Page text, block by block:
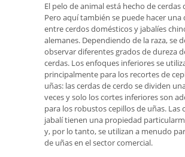
El pelo de animal está hecho de cerdas
Pero aquí también se puede hacer una
entre cerdos domésticos y jabalíes
alemanes. Dependiendo de la raza, se
observar diferentes grados de dureza
cerdas. Los enfoques inferiores se
principalmente para los recortes de
uñas: las cerdas de cerdo se dividen
veces y solo los cortes inferiores son
para los robustos cepillos de uñas. Las
jabalí tienen una propiedad
y, por lo tanto, se utilizan a menudo
de uñas en el sector comercial.